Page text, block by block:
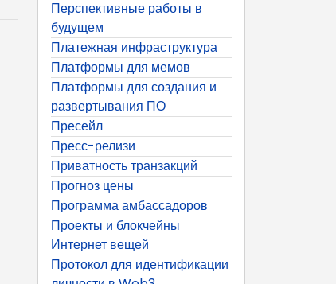
Перспективные работы в
будущем
Платежная инфраструктура
Платформы для мемов
Платформы для создания и
развертывания ПО
Пресейл
Пресс-релизи
Приватность транзакций
Прогноз цены
Программа амбассадоров
Проекты и блокчейны
Интернет вещей
Протокол для идентификации